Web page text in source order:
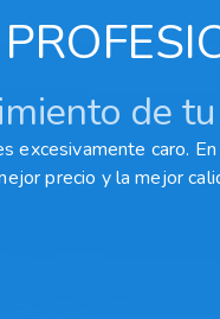
de
excesivamente caro.
precio y la mejor